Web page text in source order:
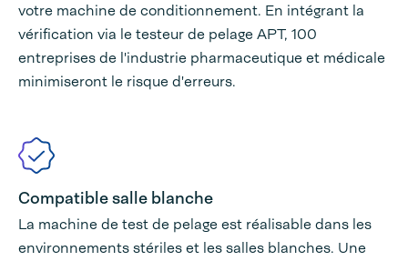
votre machine de conditionnement. En intégrant la
vérification via le testeur de pelage APT, 100
entreprises de l'industrie pharmaceutique et médicale
minimiseront le risque d'erreurs.
Compatible salle blanche
La machine de test de pelage est réalisable dans les
environnements stériles et les salles blanches. Une